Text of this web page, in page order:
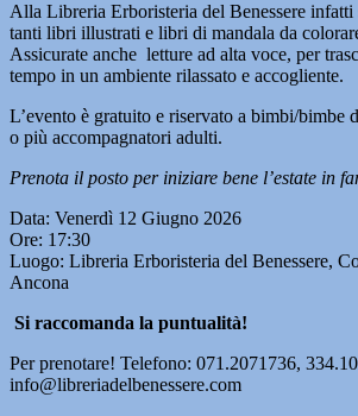
Alla Libreria Erboristeria del Benessere infatti
tanti libri illustrati e libri di mandala da
Assicurate anche letture ad alta voce, per
tempo in un ambiente rilassato e accogliente.
L’evento è gratuito e riservato a bimbi/bimbe
o più accompagnatori adulti.
Prenota il posto per iniziare bene l’estate in
Data: Venerdì 12 Giugno 2026
Ore: 17:30
Luogo: Libreria Erboristeria del Benessere,
Ancona
Si raccomanda la puntualità!
Per prenotare! Telefono: 071.2071736,
info@libreriadelbenessere.com